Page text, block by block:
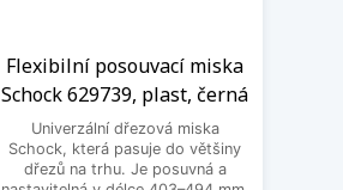
Flexibilní posouvací miska
Schock 629739, plast, černá
Univerzální dřezová miska
Schock, která pasuje do většiny
dřezů na trhu. Je posuvná a